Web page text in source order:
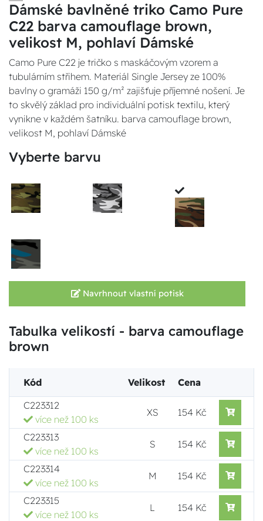
Dámské bavlněné triko Camo Pure
C22 barva camouflage brown,
velikost M, pohlaví Dámské
Camo Pure C22 je tričko s maskáčovým vzorem a
tubulárním střihem. Materiál Single Jersey ze 100%
bavlny o gramáži 150 g/m² zajišťuje příjemné nošení. Je
to skvělý základ pro individuální potisk textilu, který
vynikne v každém šatníku. barva camouflage brown,
velikost M, pohlaví Dámské
Vyberte barvu
Navrhnout vlastní potisk
Tabulka velikostí - barva camouflage
brown
Kód Velikost
Cena
C223312
více než 100 ks
XS 154 Kč
C223313
více než 100 ks
S 154 Kč
C223314
více než 100 ks
M 154 Kč
C223315
více než 100 ks
L 154 Kč